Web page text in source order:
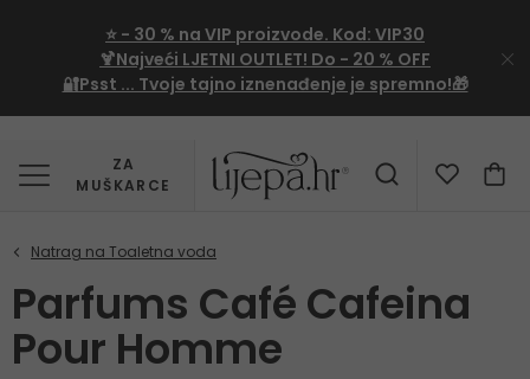
⭐ - 30 % na VIP proizvode. Kod: VIP30
🍹Najveći LJETNI OUTLET! Do - 20 % OFF
🔐Psst ... Tvoje tajno iznenađenje je spremno!🎁
ZA
MUŠKARCE
Parfums Café Cafeina
Pour Homme